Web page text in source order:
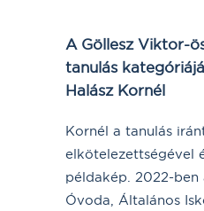
A Göllesz Viktor-
tanulás
Halász Kornél
Kornél a tanulás
elkötelezettségével
példakép. 2022-
Óvoda, Általános